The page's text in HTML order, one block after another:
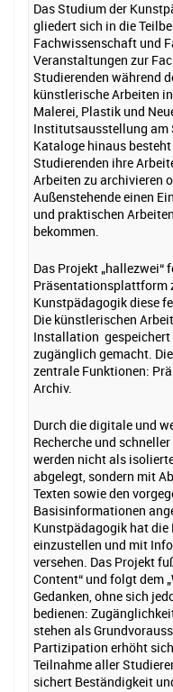
Das Studium der
gliedert sich in die
Fachwissenschaft und
Veranstaltungen zur
Studierenden während
künstlerische Arbeiten
Malerei, Plastik und
Institutsausstellung am
Kataloge hinaus
Studierenden ihre
Arbeiten zu archivieren
Außenstehende einen
und praktischen
bekommen.
Das Projekt „hallezwei“
Präsentationsplattform
Kunstpädagogik diese
Die künstlerischen
Installation gespeichert
zugänglich gemacht.
zentrale Funktionen:
Archiv.
Durch die digitale und
Recherche und
werden nicht als
abgelegt, sondern mit
Texten sowie den
Basisinformationen
Kunstpädagogik hat die
einzustellen und mit
versehen. Das Projekt
Content“ und folgt dem
Gedanken, ohne sich
bedienen:
stehen als
Partizipation erhöht
Teilnahme aller
sichert Beständigkeit